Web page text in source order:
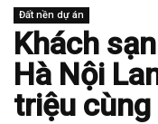
Đất nền dự án
Khách
Hà Nội
triệu cùng